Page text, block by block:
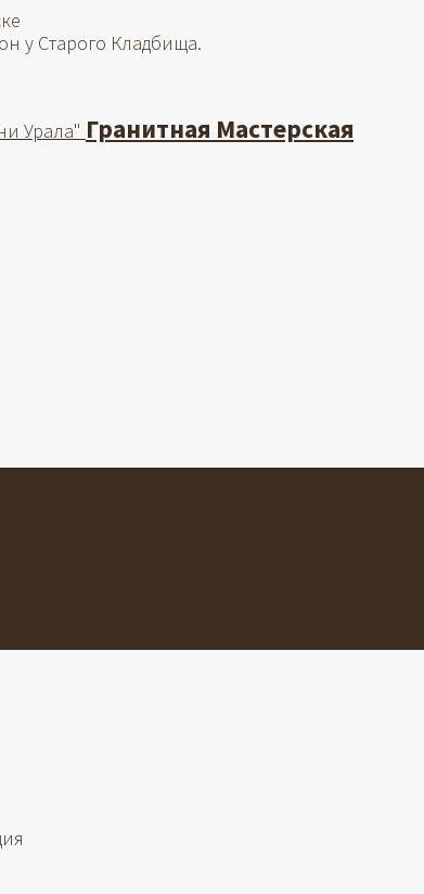
у Старого Кладбища.
Урала" Гранитная Мастерская